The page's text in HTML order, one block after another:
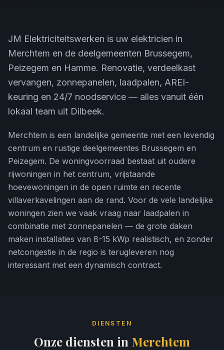
JM Elektriciteitswerken is uw elektricien in
Merchtem en de deelgemeenten Brussegem,
Peizegem en Hamme. Renovatie, verdeelkast
vervangen, zonnepanelen, laadpalen, AREI-
keuring en 24/7 noodservice — alles vanuit één
lokaal team uit Dilbeek.
Merchtem is een landelijke gemeente met een levendig
centrum en rustige deelgemeentes Brussegem en
Peizegem. De woningvoorraad bestaat uit oudere
rijwoningen in het centrum, vrijstaande
hoevewoningen in de open ruimte en recente
villaverkavelingen aan de rand. Voor de vele landelijke
woningen zien we vaak vraag naar laadpalen in
combinatie met zonnepanelen — de grote daken
maken installaties van 8-15 kWp realistisch, en zonder
netcongestie in de regio is terugleveren nog
interessant met een dynamisch contract.
DIENSTEN
Onze diensten in Merchtem